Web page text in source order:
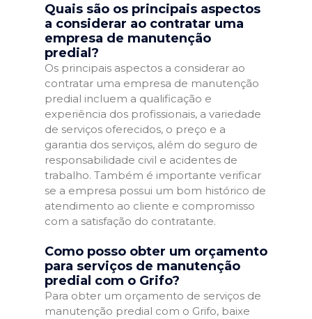
Quais são os principais aspectos
a considerar ao contratar uma
empresa de manutenção
predial?
Os principais aspectos a considerar ao
contratar uma empresa de manutenção
predial incluem a qualificação e
experiência dos profissionais, a variedade
de serviços oferecidos, o preço e a
garantia dos serviços, além do seguro de
responsabilidade civil e acidentes de
trabalho. Também é importante verificar
se a empresa possui um bom histórico de
atendimento ao cliente e compromisso
com a satisfação do contratante.
Como posso obter um orçamento
para serviços de manutenção
predial com o Grifo?
Para obter um orçamento de serviços de
manutenção predial com o Grifo, baixe